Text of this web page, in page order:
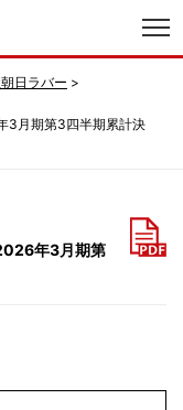
日ラバー
3月期第3四半期累計決
年3月期第